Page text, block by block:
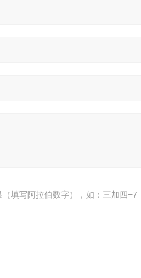
填写阿拉伯数字），如：三加四=7